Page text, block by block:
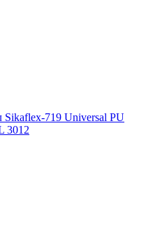
Sikaflex-719 Universal PU
3012